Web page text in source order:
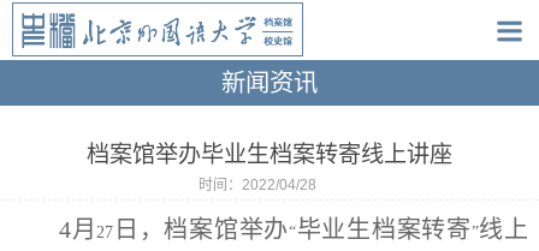
新闻资讯
档案馆举办毕业生档案转寄线上讲座
时间：2022/04/28
4月 27 日，档案馆举办“毕业生档案转寄”线上